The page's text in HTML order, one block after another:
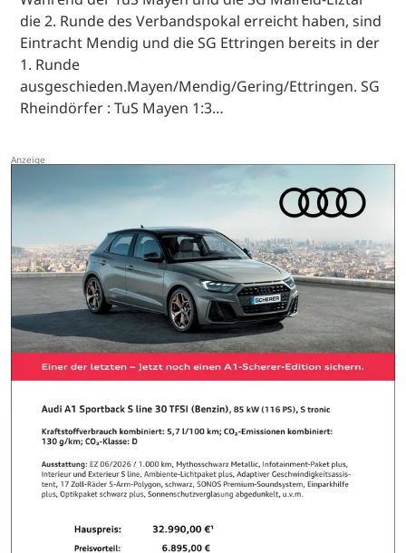
die 2. Runde des Verbandspokal erreicht haben, sind
Eintracht Mendig und die SG Ettringen bereits in der
1. Runde
ausgeschieden.Mayen/Mendig/Gering/Ettringen. SG
Rheindörfer : TuS Mayen 1:3…